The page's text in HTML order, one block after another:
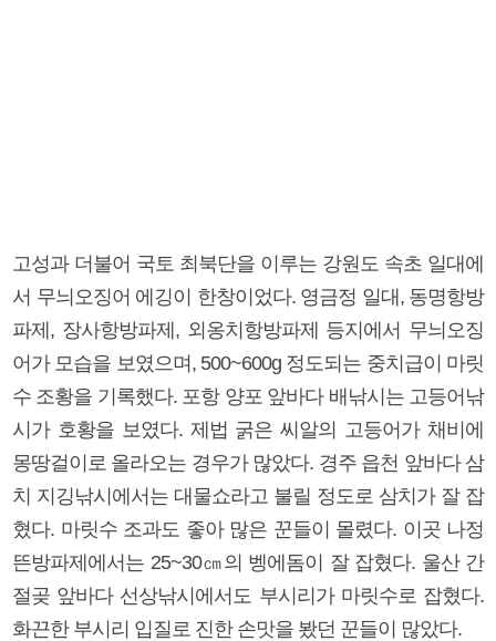
고성과 더불어 국토 최북단을 이루는 강원도 속초 일대에
서 무늬오징어 에깅이 한창이었다. 영금정 일대, 동명항방
파제, 장사항방파제, 외옹치항방파제 등지에서 무늬오징
어가 모습을 보였으며, 500~600g 정도되는 중치급이 마릿
수 조황을 기록했다. 포항 양포 앞바다 배낚시는 고등어낚
시가 호황을 보였다. 제법 굵은 씨알의 고등어가 채비에
몽땅걸이로 올라오는 경우가 많았다. 경주 읍천 앞바다 삼
치 지깅낚시에서는 대물쇼라고 불릴 정도로 삼치가 잘 잡
혔다. 마릿수 조과도 좋아 많은 꾼들이 몰렸다. 이곳 나정
뜬방파제에서는 25~30㎝의 벵에돔이 잘 잡혔다. 울산 간
절곶 앞바다 선상낚시에서도 부시리가 마릿수로 잡혔다.
화끈한 부시리 입질로 진한 손맛을 봤던 꾼들이 많았다.